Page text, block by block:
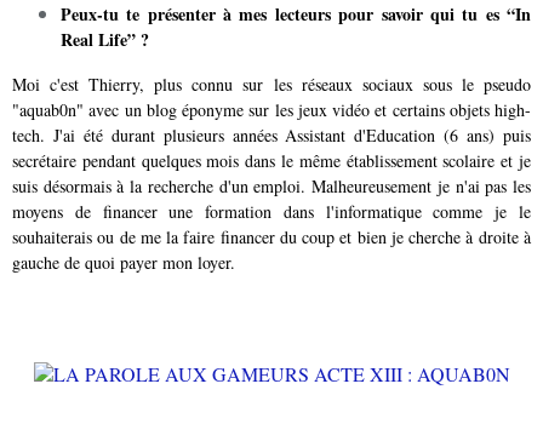
Peux-tu te présenter à mes lecteurs pour savoir qui tu es “In
Real Life” ?
Moi c'est Thierry, plus connu sur les réseaux sociaux sous le pseudo
"aquab0n" avec un blog éponyme sur les jeux vidéo et certains objets high-
tech. J'ai été durant plusieurs années Assistant d'Education (6 ans) puis
secrétaire pendant quelques mois dans le même établissement scolaire et je
suis désormais à la recherche d'un emploi. Malheureusement je n'ai pas les
moyens de financer une formation dans l'informatique comme je le
souhaiterais ou de me la faire financer du coup et bien je cherche à droite à
gauche de quoi payer mon loyer.